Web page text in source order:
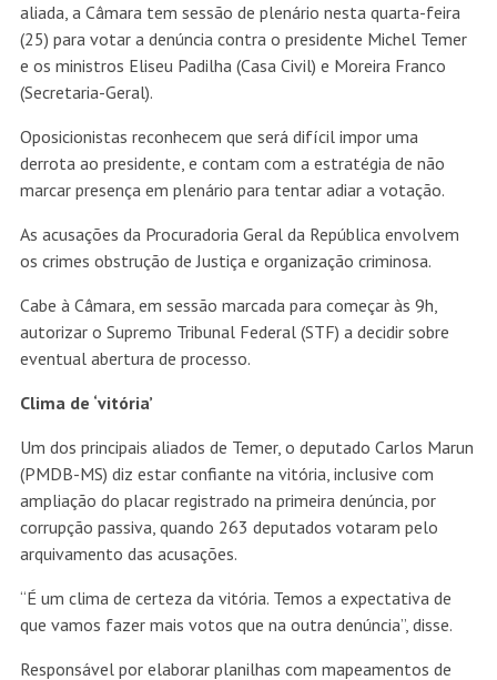
aliada, a Câmara tem sessão de plenário nesta quarta-feira
(25) para votar a denúncia contra o presidente Michel Temer
e os ministros Eliseu Padilha (Casa Civil) e Moreira Franco
(Secretaria-Geral).
Oposicionistas reconhecem que será difícil impor uma
derrota ao presidente, e contam com a estratégia de não
marcar presença em plenário para tentar adiar a votação.
As acusações da Procuradoria Geral da República envolvem
os crimes obstrução de Justiça e organização criminosa.
Cabe à Câmara, em sessão marcada para começar às 9h,
autorizar o Supremo Tribunal Federal (STF) a decidir sobre
eventual abertura de processo.
Clima de ‘vitória’
Um dos principais aliados de Temer, o deputado Carlos Marun
(PMDB-MS) diz estar confiante na vitória, inclusive com
ampliação do placar registrado na primeira denúncia, por
corrupção passiva, quando 263 deputados votaram pelo
arquivamento das acusações.
“É um clima de certeza da vitória. Temos a expectativa de
que vamos fazer mais votos que na outra denúncia”, disse.
Responsável por elaborar planilhas com mapeamentos de